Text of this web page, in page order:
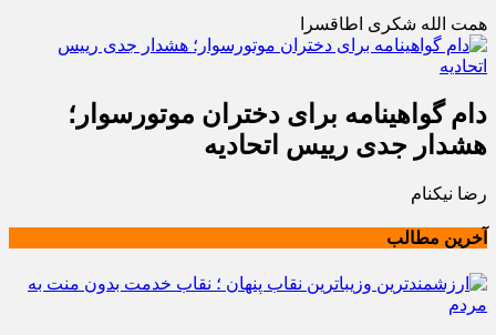
همت الله شکری اطاقسرا
دام گواهینامه برای دختران موتورسوار؛
هشدار جدی رییس اتحادیه
رضا نیکنام
آخرین مطالب